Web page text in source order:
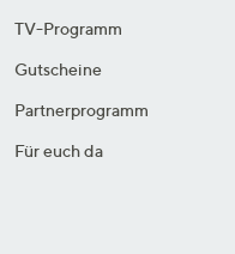
TV-Programm
Gutscheine
Partnerprogramm
Für euch da